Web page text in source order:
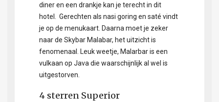
diner en een drankje kan je terecht in dit
hotel. Gerechten als nasi goring en saté vindt
je op de menukaart. Daarna moet je zeker
naar de Skybar Malabar, het uitzicht is
fenomenaal. Leuk weetje, Malarbar is een
vulkaan op Java die waarschijnlijk al wel is
uitgestorven.
4 sterren Superior